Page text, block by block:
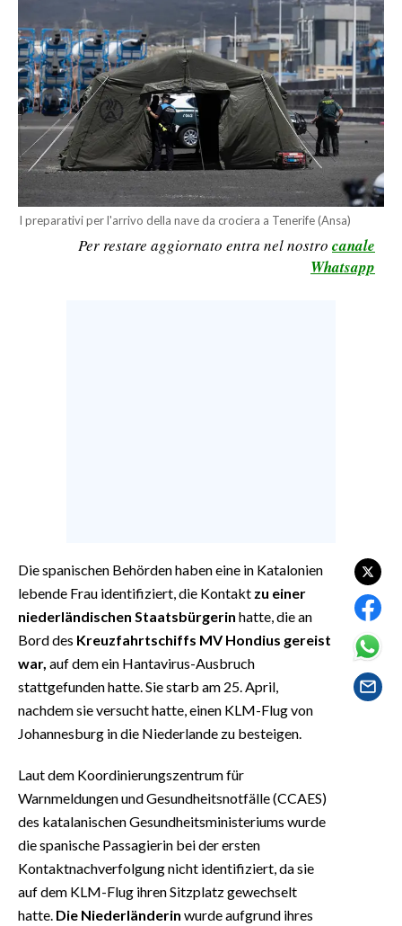
SPORT
RISULTATI E CLASSIFICHE
CALCIO
CALCIO REGIONALE
BASKET
VOLLEY
MOTORI
TENNIS
ALTRI SPORT
FOTO
VIDEO
INFO AZIENDE
ABBONATI
ANNUNCI
NECROLOGI
PUBBLICITÀ
SPIAGGE
STORE
I preparativi per l'arrivo della nave da crociera a Tenerife (Ansa)
Per restare aggiornato entra nel nostro canale
Whatsapp
Die spanischen Behörden haben eine in Katalonien
lebende Frau identifiziert, die Kontakt zu einer
niederländischen Staatsbürgerin hatte, die an
Bord des Kreuzfahrtschiffs MV Hondius gereist
war, auf dem ein Hantavirus-Ausbruch
stattgefunden hatte. Sie starb am 25. April,
nachdem sie versucht hatte, einen KLM-Flug von
Johannesburg in die Niederlande zu besteigen.
Laut dem Koordinierungszentrum für
Warnmeldungen und Gesundheitsnotfälle (CCAES)
des katalanischen Gesundheitsministeriums wurde
die spanische Passagierin bei der ersten
Kontaktnachverfolgung nicht identifiziert, da sie
auf dem KLM-Flug ihren Sitzplatz gewechselt
hatte. Die Niederländerin wurde aufgrund ihres